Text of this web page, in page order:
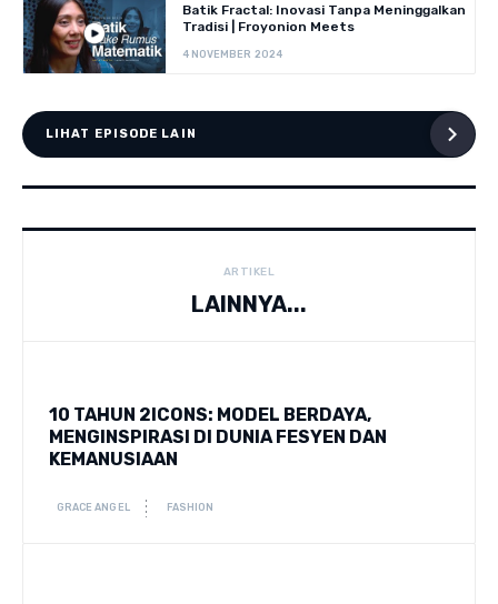
Batik Fractal: Inovasi Tanpa Meninggalkan
Tradisi | Froyonion Meets
4 NOVEMBER 2024
LIHAT EPISODE LAIN
ARTIKEL
LAINNYA...
10 TAHUN 2ICONS: MODEL BERDAYA,
MENGINSPIRASI DI DUNIA FESYEN DAN
KEMANUSIAAN
GRACE ANGEL FASHION